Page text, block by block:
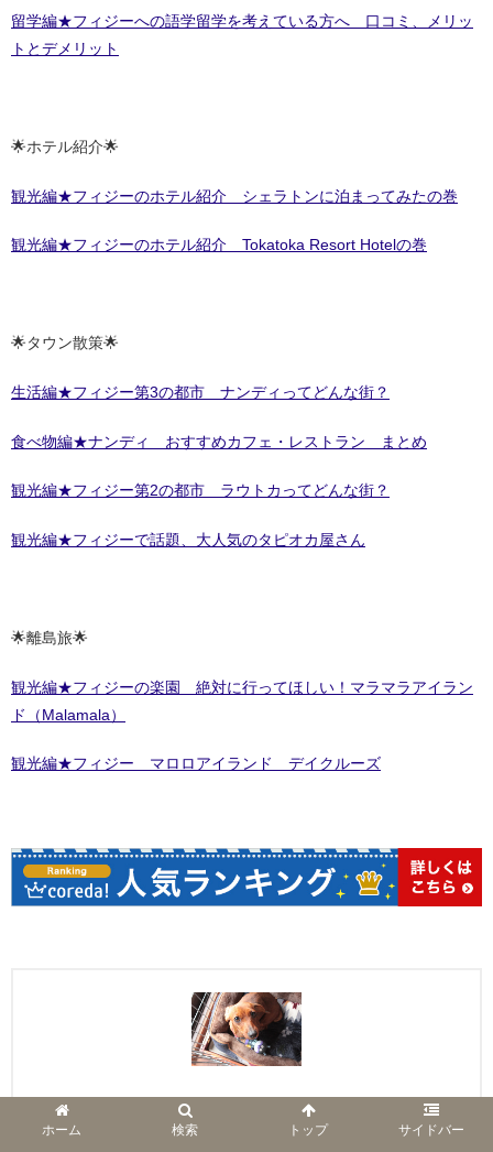
留学編★フィジーへの語学留学を考えている方へ 口コミ、メリッ
トとデメリット
🌟ホテル紹介🌟
観光編★フィジーのホテル紹介 シェラトンに泊まってみたの巻
観光編★フィジーのホテル紹介 Tokatoka Resort Hotelの巻
🌟タウン散策🌟
生活編★フィジー第3の都市 ナンディってどんな街？
食べ物編★ナンディ おすすめカフェ・レストラン まとめ
観光編★フィジー第2の都市 ラウトカってどんな街？
観光編★フィジーで話題、大人気のタピオカ屋さん
🌟離島旅🌟
観光編★フィジーの楽園 絶対に行ってほしい！マラマラアイラン
ド（Malamala）
観光編★フィジー マロロアイランド デイクルーズ
ホーム 検索 トップ サイドバー